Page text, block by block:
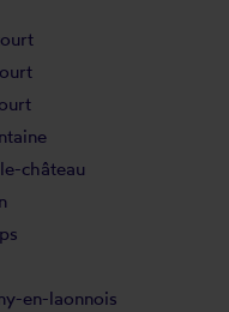
château
en-laonnois